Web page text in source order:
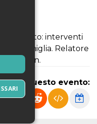
interventi
e famiglia. Relatore
Erickson.
questo evento: